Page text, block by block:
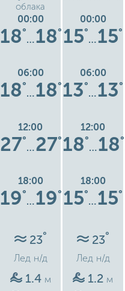
облака
00:00
18°
…18°
06:00
18°
…18°
12:00
27°
…27°
18:00
19°
…19°
23°
Лед н/д
1.4 м
00:00
15°
…15°
06:00
13°
…13°
12:00
18°
…18°
18:00
15°
…15°
23°
Лед н/д
1.2 м